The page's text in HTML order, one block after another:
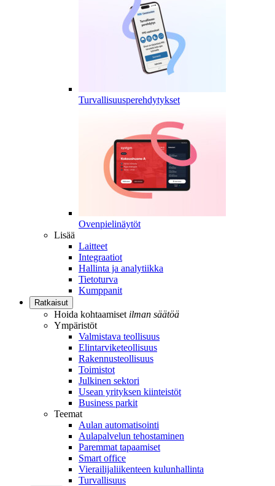
Turvallisuusperehdytykset
Ovenpielinäytöt
Lisää
Laitteet
Integraatiot
Hallinta ja analytiikka
Tietoturva
Kumppanit
Ratkaisut
Hoida kohtaamiset ilman säätöä
Ympäristöt
Valmistava teollisuus
Elintarviketeollisuus
Rakennusteollisuus
Toimistot
Julkinen sektori
Usean yrityksen kiinteistöt
Business parkit
Teemat
Aulan automatisointi
Aulapalvelun tehostaminen
Paremmat tapaamiset
Smart office
Vierailijaliikenteen kulunhallinta
Turvallisuus